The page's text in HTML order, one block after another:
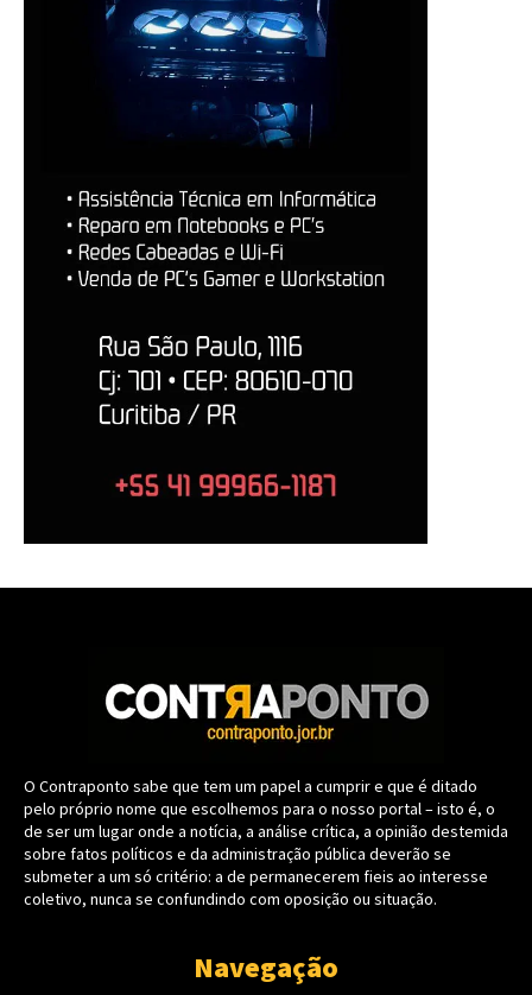
O Contraponto sabe que tem um papel a cumprir e que é ditado
pelo próprio nome que escolhemos para o nosso portal – isto é, o
de ser um lugar onde a notícia, a análise crítica, a opinião destemida
sobre fatos políticos e da administração pública deverão se
submeter a um só critério: a de permanecerem fieis ao interesse
coletivo, nunca se confundindo com oposição ou situação.
Navegação